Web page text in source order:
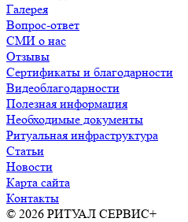
Галерея
Вопрос-ответ
СМИ о нас
Отзывы
Сертификаты и благодарности
Видеоблагодарности
Полезная информация
Необходимые документы
Ритуальная инфраструктура
Статьи
Новости
Карта сайта
Контакты
© 2026 РИТУАЛ СЕРВИС+